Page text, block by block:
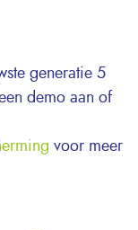
generatie 5
demo aan of
voor meer